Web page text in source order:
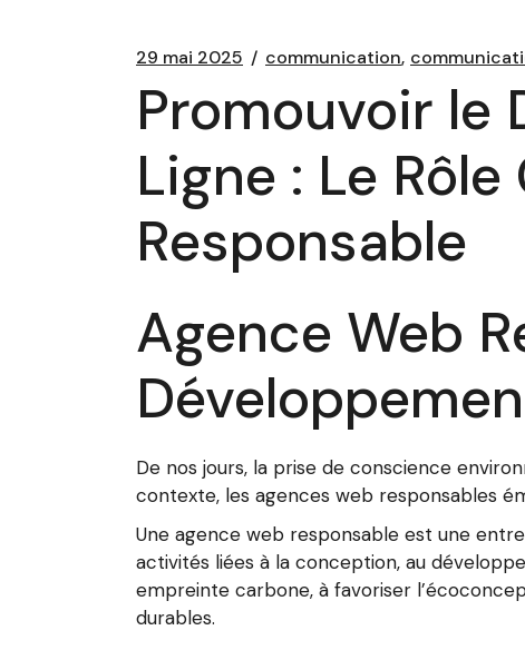
29 mai 2025 communication
Promouvoir le
Ligne : Le
Responsable
Agence Web
De nos jours, la prise de conscience
contexte, les agences web responsables
Une agence web responsable est une
activités liées à la conception, au
empreinte carbone, à favoriser
durables.